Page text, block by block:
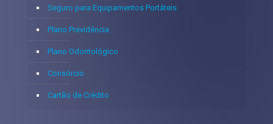
Seguro para Equipamentos Portáteis
Plano Previdência
Plano Odontológico
Consórcio
Cartão de Crédito